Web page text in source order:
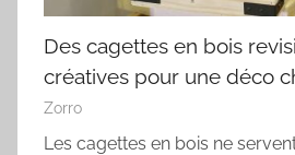
Des cagettes en bois
créatives pour une déco
Zorro
Les cagettes en bois ne